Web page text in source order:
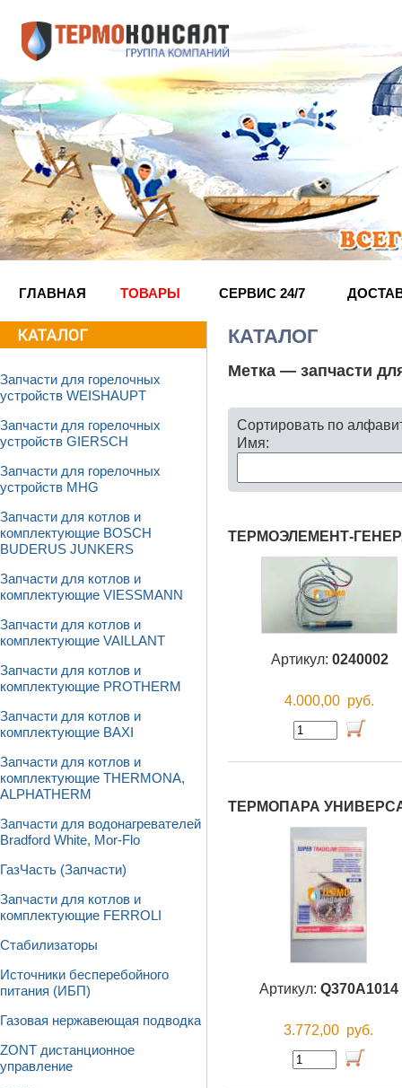
ГЛАВНАЯ ТОВАРЫ СЕРВИС 24/7
Запчасти для горелочных
устройств WEISHAUPT
Запчасти для горелочных
устройств GIERSCH
Запчасти для горелочных
устройств MHG
Запчасти для котлов и
комплектующие BOSCH
BUDERUS JUNKERS
Запчасти для котлов и
комплектующие VIESSMANN
Запчасти для котлов и
комплектующие VAILLANT
Запчасти для котлов и
комплектующие PROTHERM
Запчасти для котлов и
комплектующие BAXI
Запчасти для котлов и
комплектующие THERMONA,
ALPHATHERM
Запчасти для водонагревателей
Bradford White, Mor-Flo
ГазЧасть (Запчасти)
Запчасти для котлов и
комплектующие FERROLI
Стабилизаторы
Источники бесперебойного
питания (ИБП)
Газовая нержавеющая подводка
ZONT дистанционное
управление
КАТАЛОГ
Метка — запчасти
Сортировать по
Имя:
ТЕРМОЭЛЕМЕНТ-
Артикул: 0240002
4.000,00 руб.
ТЕРМОПАРА
Артикул: Q370A1014
3.772,00 руб.